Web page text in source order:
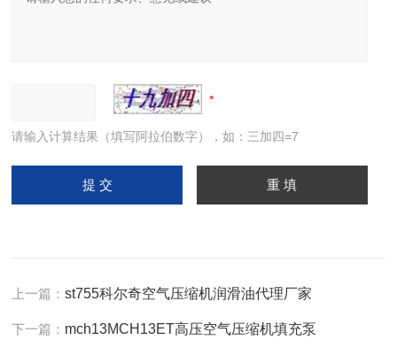
请输入计算结果（填写阿拉伯数字），如：三加四=7
上一篇：st755科尔奇空气压缩机润滑油代理厂家
下一篇： mch13MCH13ET高压空气压缩机填充泵